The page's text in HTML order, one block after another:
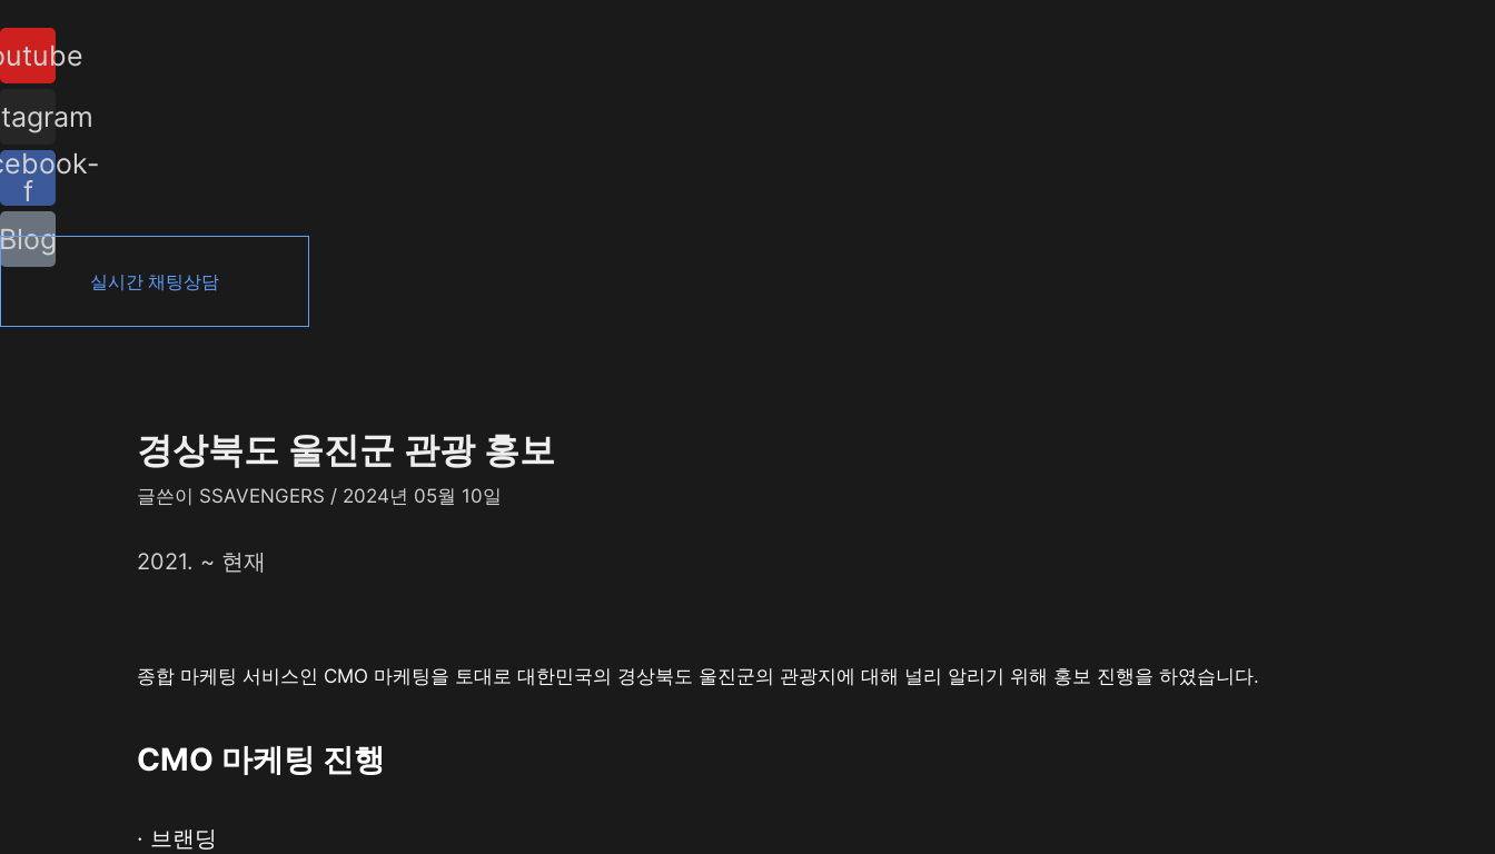
f
Blog
실시간 채팅상담
경상북도 울진군 관광 홍보
글쓴이 SSAVENGERS / 2024년 05월 10일
2021. ~ 현재
종합 마케팅 서비스인 CMO 마케팅을 토대로 대한민국의 경상북도 울진군의 관광지에 대해 널리 알리기 위해 홍보 진행을 하였습니다.
CMO 마케팅 진행
· 브랜딩